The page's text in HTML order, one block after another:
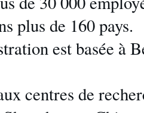
plus de 160 pays.
est basée
centres de